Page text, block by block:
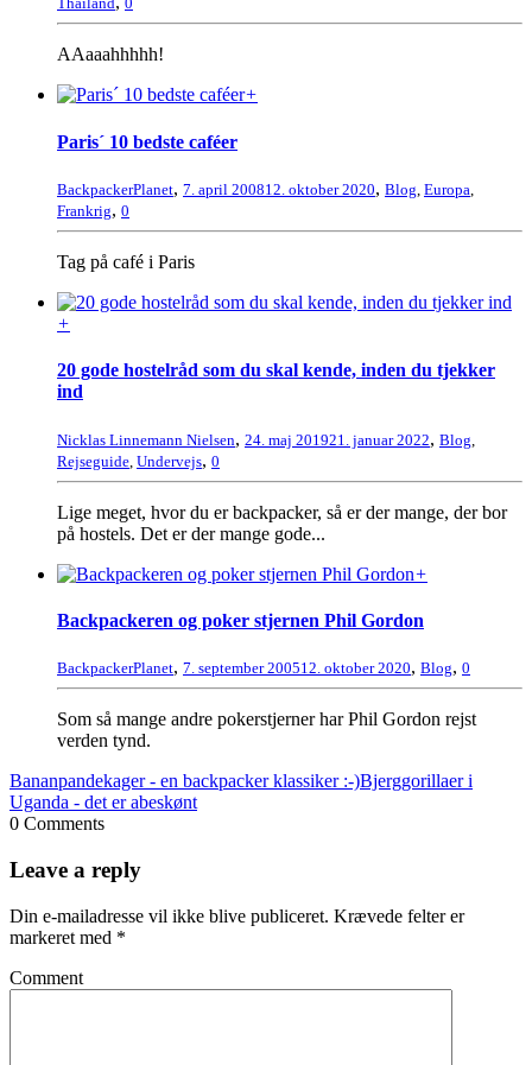
AAaaahhhhh!
+
Paris´ 10 bedste caféer
BackpackerPlanet, 7. april 200812. oktober 2020, Blog, Europa,
Frankrig, 0
Tag på café i Paris
+
20 gode hostelråd som du skal kende, inden du tjekker
ind
Nicklas Linnemann Nielsen, 24. maj 201921. januar 2022, Blog
Rejseguide Undervejs, 0
Lige meget, hvor du er backpacker, så er der mange, der bor
på hostels. Det er der mange gode...
+
Backpackeren og poker stjernen Phil Gordon
BackpackerPlanet, 7. september 200512. oktober 2020, Blog, 0
Som så mange andre pokerstjerner har Phil Gordon rejst
verden tynd.
Bananpandekager - en backpacker klassiker :-)Bjerggorillaer i
Uganda - det er abeskønt
0 Comments
Leave a reply
Din e-mailadresse vil ikke blive publiceret. Krævede felter er
markeret med *
Comment